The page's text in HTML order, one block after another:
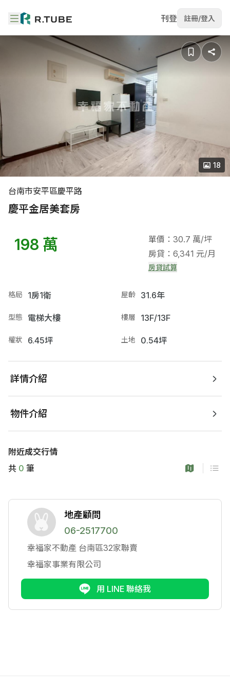
刊登 註冊/登入
台南市安平區慶平路
慶平金居美套房
18
198 萬
單價：30.7 萬/坪
房貸：6,341 元/月
房貸試算
格局 1房1衛 屋齡 31.6年
型態 電梯大樓 樓層 13F/13F
權狀 6.45坪 土地 0.54坪
詳情介紹
物件介紹
附近成交行情
共 0 筆
地產顧問
06-2517700
幸福家不動產 台南區32家聯賣
幸福家事業有限公司
用 LINE 聯絡我